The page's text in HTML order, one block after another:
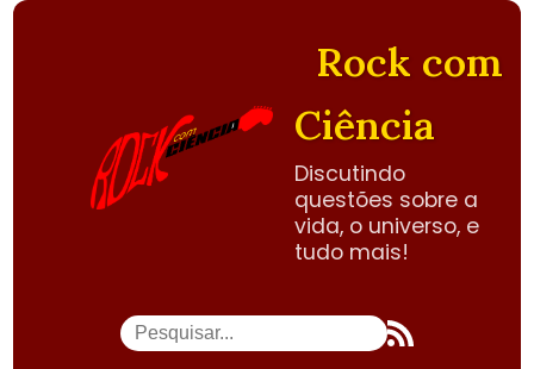
Rock com
Ciência
Discutindo
questões sobre a
vida, o universo, e
tudo mais!